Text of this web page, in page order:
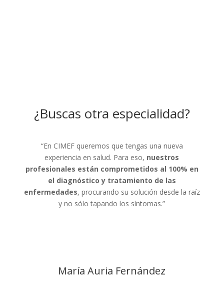
¿Buscas otra especialidad?
“En CIMEF queremos que tengas una nueva
experiencia en salud. Para eso, nuestros
profesionales están comprometidos al 100% en
el diagnóstico y tratamiento de las
enfermedades, procurando su solución desde la raíz
y no sólo tapando los síntomas.”
María Auria Fernández